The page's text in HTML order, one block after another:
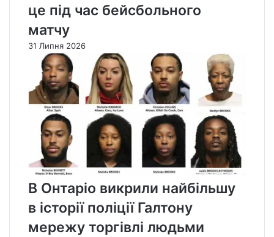
це під час бейсбольного
матчу
31 Липня 2026
В Онтаріо викрили найбільшу
в історії поліції Галтону
мережу торгівлі людьми